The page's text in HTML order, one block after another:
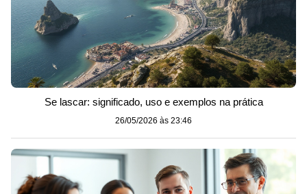
Se lascar: significado, uso e exemplos na prática
26/05/2026 às 23:46